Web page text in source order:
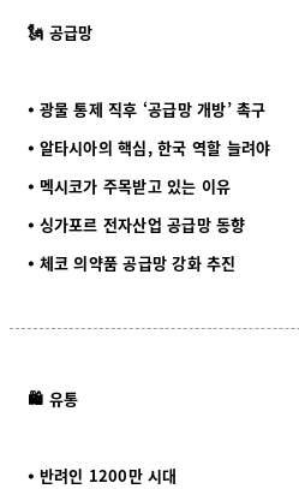
🗽 공급망
⦁ 광물 통제 직후 ‘공급망 개방’ 촉구
⦁ 알타시아의 핵심, 한국 역할 늘려야
⦁ 멕시코가 주목받고 있는 이유
⦁ 싱가포르 전자산업 공급망 동향
⦁ 체코 의약품 공급망 강화 추진
🛍️ 유통
⦁ 반려인 1200만 시대